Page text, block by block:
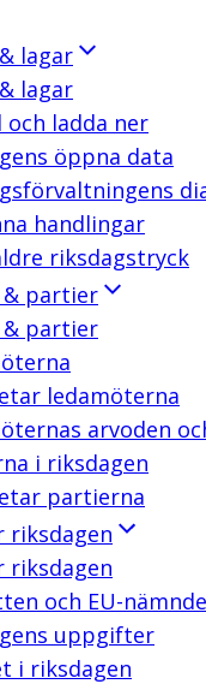
lagar
lagar
och ladda ner
öppna data
handlingar
riksdagstryck
& partier
& partier
ledamöterna
arvoden
i riksdagen
partierna
riksdagen
riksdagen
och EU-
uppgifter
i riksdagen